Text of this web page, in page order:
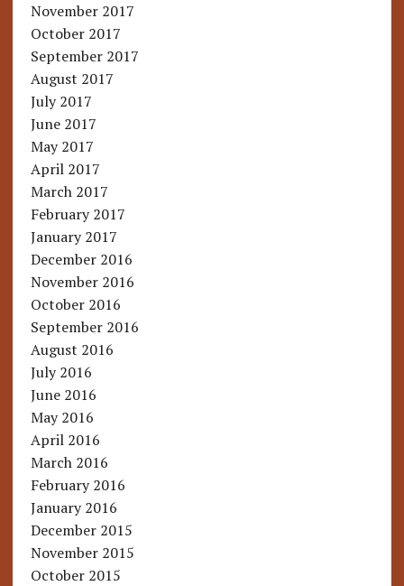
November 2017
October 2017
September 2017
August 2017
July 2017
June 2017
May 2017
April 2017
March 2017
February 2017
January 2017
December 2016
November 2016
October 2016
September 2016
August 2016
July 2016
June 2016
May 2016
April 2016
March 2016
February 2016
January 2016
December 2015
November 2015
October 2015